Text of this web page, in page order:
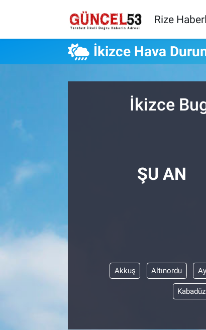
Rize
İkizce Hava
İkizce
ŞU AN
Akkuş Altınordu
Kabadüz